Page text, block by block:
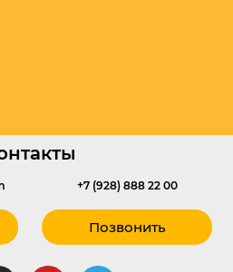
+7 (928) 888 22 00
Позвонить